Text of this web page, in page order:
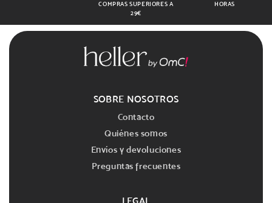
COMPRAS SUPERIORES A
29€
HORAS
SOBRE NOSOTROS
Contacto
Quiénes somos
Envíos y devoluciones
Preguntas frecuentes